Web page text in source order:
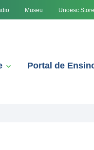
Museu Unoesc Store
Portal de